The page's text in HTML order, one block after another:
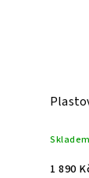
Skladem
1 890